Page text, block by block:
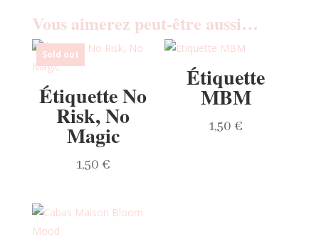
Vous aimerez peut-être aussi…
Sold out
Étiquette No
Risk, No
Magic
1,50 €
Étiquette
MBM
1,50€